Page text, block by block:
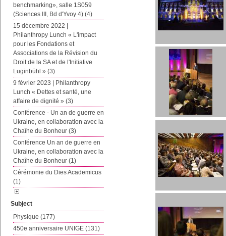
benchmarking», salle 1S059
(Sciences III, Bd d'Yvoy 4) (4)
15 décembre 2022 |
Philanthropy Lunch « L'impact
pour les Fondations et
Associations de la Révision du
Droit de la SA et de l'Initiative
Luginbühl » (3)
9 février 2023 | Philanthropy
Lunch « Dettes et santé, une
affaire de dignité » (3)
Conférence - Un an de guerre en
Ukraine, en collaboration avec la
Chaîne du Bonheur (3)
Conférence Un an de guerre en
Ukraine, en collaboration avec la
Chaîne du Bonheur (1)
Cérémonie du Dies Academicus
(1)
Subject
Physique (177)
450e anniversaire UNIGE (131)